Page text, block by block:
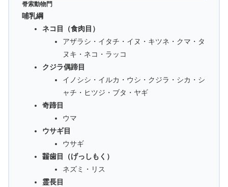
脊索動物門
哺乳綱
ネコ目（食肉目）
アザラシ・イタチ・イヌ・キツネ・クマ・タ
ヌキ・ネコ・ラッコ
クジラ偶蹄目
イノシシ・イルカ・ウシ・クジラ・シカ・シ
ャチ・ヒツジ・ブタ・ヤギ
奇蹄目
ウマ
ウサギ目
ウサギ
齧歯目（げっしもく）
ネズミ・リス
霊長目